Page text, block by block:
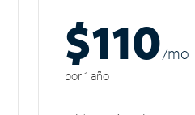
$110/mo
por 1 año